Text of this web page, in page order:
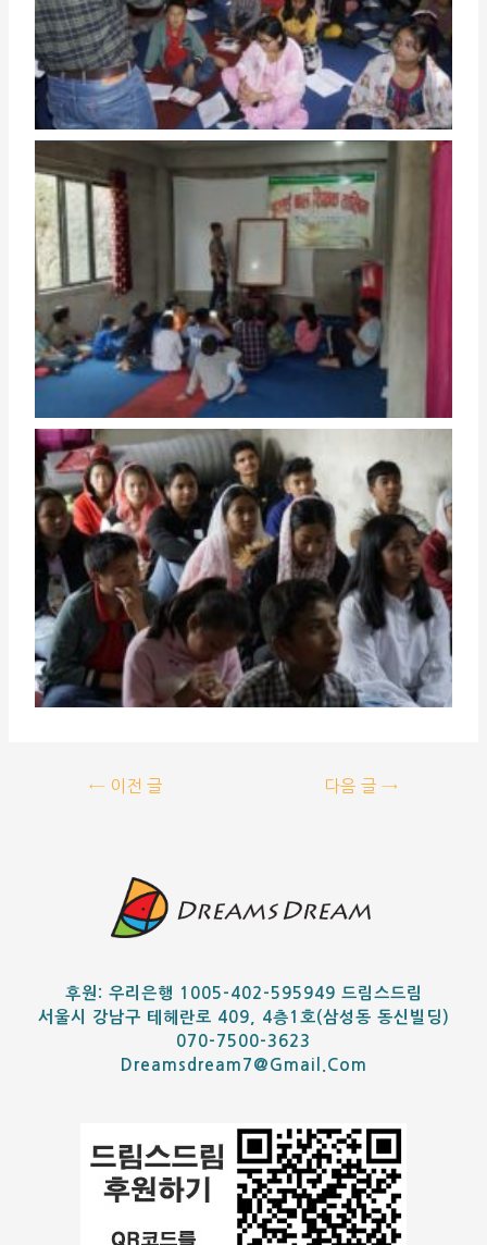
←이전 글 다음 글→
후원: 우리은행 1005-402-595949 드림스드림
서울시 강남구 테헤란로 409, 4층1호(삼성동 동신빌딩)
070-7500-3623
Dreamsdream7@gmail.com